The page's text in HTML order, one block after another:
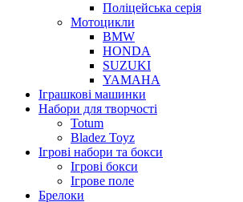
Поліцейська серія
Мотоцикли
BMW
HONDA
SUZUKI
YAMAHA
Іграшкові машинки
Набори для творчості
Totum
Bladez Toyz
Ігрові набори та бокси
Ігрові бокси
Ігрове поле
Брелоки